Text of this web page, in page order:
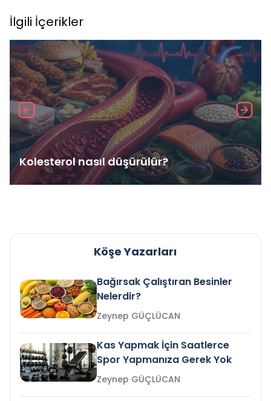
İlgili İçerikler
Kolesterol nasıl düşürülür?
Köşe Yazarları
Bağırsak Çalıştıran Besinler
Nelerdir?
Zeynep GÜÇLÜCAN
Kas Yapmak İçin Saatlerce
Spor Yapmanıza Gerek Yok
Zeynep GÜÇLÜCAN